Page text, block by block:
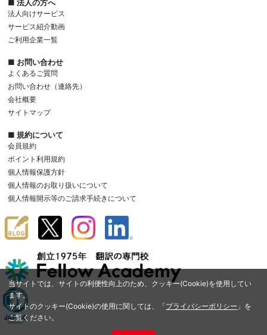
当サイトでは、サイトの利便性向上のため、クッキー(Cookie)を使用してい
ます。
サイトのクッキー(Cookie)の使用に関しては、「プライバシーポリシー 」を
ご覧ください。
■ 法人の方へ
法人向けサービス
サービス紹介動画
ご利用企業一覧
■ お問い合わせ
よくあるご質問
お問い合わせ（連絡先）
会社概要
サイトマップ
■ 規約について
会員規約
ポイント利用規約
個人情報保護方針
個人情報のお取り扱いについて
個人情報開示等のご請求手続きについて